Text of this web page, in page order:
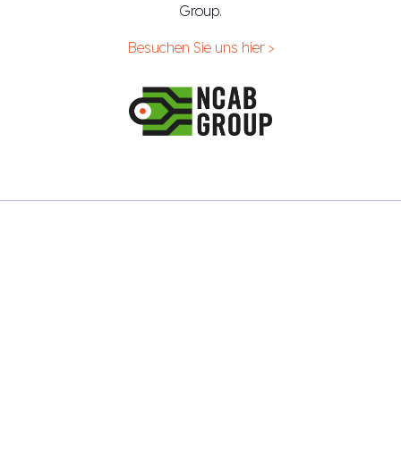
Group.
Besuchen Sie uns hier >